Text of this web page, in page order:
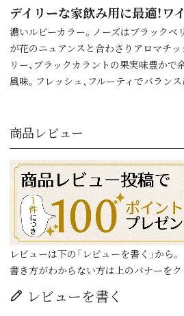
デイリーな家飲み用に最適！ワ
濃いルビーカラー。ノーズはブラックベ
が花のニュアンスと合わさりアロマチッ
リー、ブラックカラントの果実味豊かで
風味。フレッシュ、フルーティでバラン
商品レビュー
レビューは下の「レビューを書く」から。
書き方がわからない方は上のバナーをク
レビューを書く